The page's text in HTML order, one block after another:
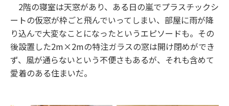
2階の寝室は天窓があり、ある日の嵐でプラスチックシ
ートの仮窓が枠ごと飛んでいってしまい、部屋に雨が降
り込んで大変なことになったというエピソードも。その
後設置した2m×2mの特注ガラスの窓は開け閉めができ
ず、風が通らないという不便さもあるが、それも含めて
愛着のある住まいだ。